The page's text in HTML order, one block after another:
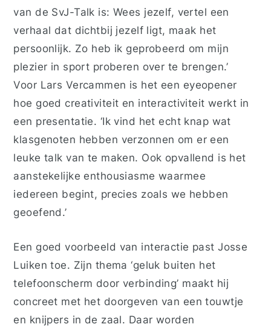
van de SvJ-Talk is: Wees jezelf, vertel een
verhaal dat dichtbij jezelf ligt, maak het
persoonlijk. Zo heb ik geprobeerd om mijn
plezier in sport proberen over te brengen.’
Voor Lars Vercammen is het een eyeopener
hoe goed creativiteit en interactiviteit werkt in
een presentatie. ‘Ik vind het echt knap wat
klasgenoten hebben verzonnen om er een
leuke talk van te maken. Ook opvallend is het
aanstekelijke enthousiasme waarmee
iedereen begint, precies zoals we hebben
geoefend.’
Een goed voorbeeld van interactie past Josse
Luiken toe. Zijn thema ‘geluk buiten het
telefoonscherm door verbinding’ maakt hij
concreet met het doorgeven van een touwtje
en knijpers in de zaal. Daar worden